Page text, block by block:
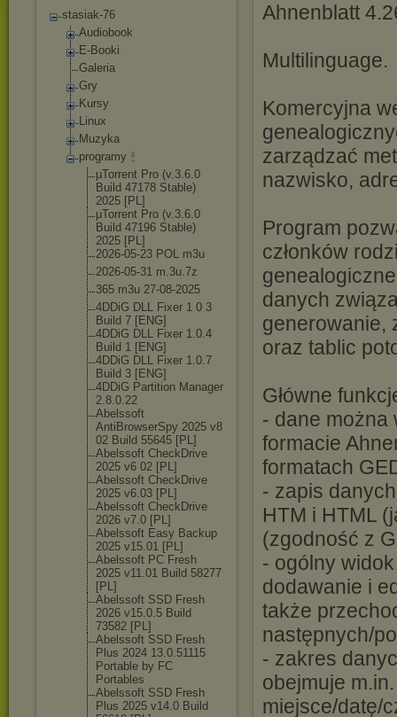
stasiak-76
Audiobook
E-Booki
Galeria
Gry
Kursy
Linux
Muzyka
programy
µTorrent Pro (v.3.6.0
Build 47178 Stable)
2025 [PL]
µTorrent Pro (v.3.6.0
Build 47196 Stable)
2025 [PL]
2026-05-23 POL m3u
2026-05-31 m.3u.7z
365 m3u 27-08-2025
4DDiG DLL Fixer 1 0 3
Build 7 [ENG]
4DDiG DLL Fixer 1.0.4
Build 1 [ENG]
4DDiG DLL Fixer 1.0.7
Build 3 [ENG]
4DDiG Partition Manager
2.8.0.22
Abelssoft
AntiBrowserSpy 2025 v8
02 Build 55645 [PL]
Abelssoft CheckDrive
2025 v6 02 [PL]
Abelssoft CheckDrive
2025 v6.03 [PL]
Abelssoft CheckDrive
2026 v7.0 [PL]
Abelssoft Easy Backup
2025 v15.01 [PL]
Abelssoft PC Fresh
2025 v11.01 Build 58277
[PL]
Abelssoft SSD Fresh
2026 v15.0.5 Build
73582 [PL]
Abelssoft SSD Fresh
Plus 2024 13.0.51115
Portable by FC
Portables
Abelssoft SSD Fresh
Plus 2025 v14.0 Build
Ahnenblatt
Multilinguage.
Komercyjna
zarządzać
nazwisko,
Program
członków
danych
generowanie,
oraz tablic
Główne
- dane można
formacie
formatach
- zapis
HTM i HTML
(zgodność z
- ogólny
dodawanie i
także
następnych/
- zakres
obejmuje
miejsce/datę/